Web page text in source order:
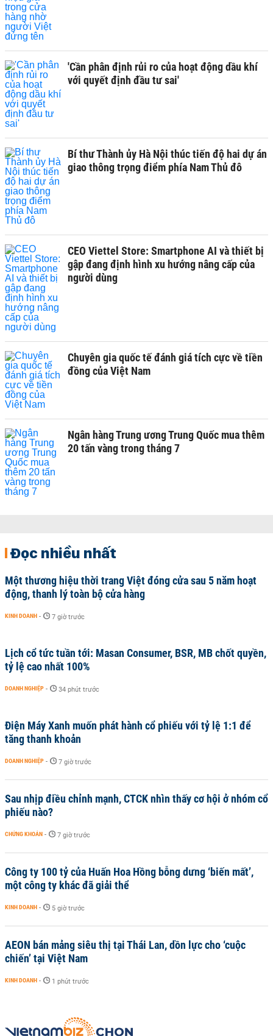
'Cần phân định rủi ro của hoạt động dầu khí
với quyết định đầu tư sai'
Bí thư Thành ủy Hà Nội thúc tiến độ hai dự án
giao thông trọng điểm phía Nam Thủ đô
CEO Viettel Store: Smartphone AI và thiết bị
gập đang định hình xu hướng nâng cấp của
người dùng
Chuyên gia quốc tế đánh giá tích cực về tiền
đồng của Việt Nam
Ngân hàng Trung ương Trung Quốc mua thêm
20 tấn vàng trong tháng 7
Đọc nhiều nhất
Một thương hiệu thời trang Việt đóng cửa sau 5 năm hoạt
động, thanh lý toàn bộ cửa hàng
KINH DOANH - 7 giờ trước
Lịch cổ tức tuần tới: Masan Consumer, BSR, MB chốt quyền,
tỷ lệ cao nhất 100%
DOANH NGHIỆP - 34 phút trước
Điện Máy Xanh muốn phát hành cổ phiếu với tỷ lệ 1:1 để
tăng thanh khoản
DOANH NGHIỆP - 7 giờ trước
Sau nhịp điều chỉnh mạnh, CTCK nhìn thấy cơ hội ở nhóm cổ
phiếu nào?
CHỨNG KHOÁN - 7 giờ trước
Công ty 100 tỷ của Huấn Hoa Hồng bỗng dưng ‘biến mất’,
một công ty khác đã giải thể
KINH DOANH - 5 giờ trước
AEON bán mảng siêu thị tại Thái Lan, dồn lực cho ‘cuộc
chiến’ tại Việt Nam
KINH DOANH - 1 phút trước